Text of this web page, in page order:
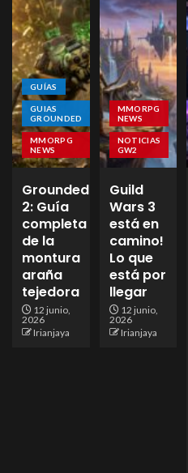
GUÍAS
GUIAS
GROUNDED
MMORPG
NEWS
Grounded
2: Guía
completa
de la
montura
araña
tejedora
12 junio,
2026
Irianjaya
MMORPG
NEWS
NOTICIAS
GW2
Guild
Wars 3
está en
camino!
Lo que
está por
llegar
12 junio,
2026
Irianjaya